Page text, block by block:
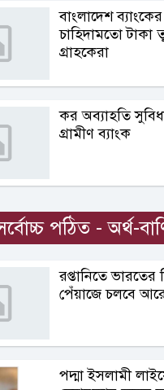
বাংলাদেশ
চাহিদামতো টাকা
গ্রাহকেরা
কর অব্যাহতি
গ্রামীণ ব্যাংক
পঠিত - অর্থ-
রপ্তানিতে ভারতের
পেঁয়াজে চলবে
পদ্মা ইসলামী